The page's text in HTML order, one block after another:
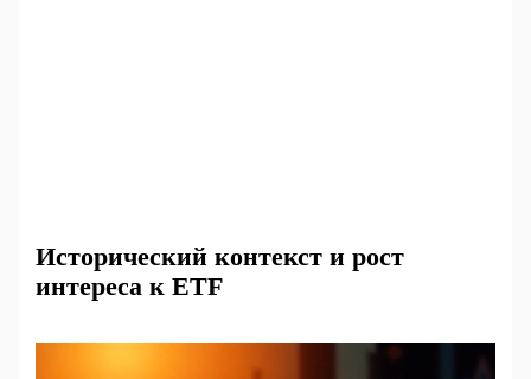
Исторический контекст и рост
интереса к ETF